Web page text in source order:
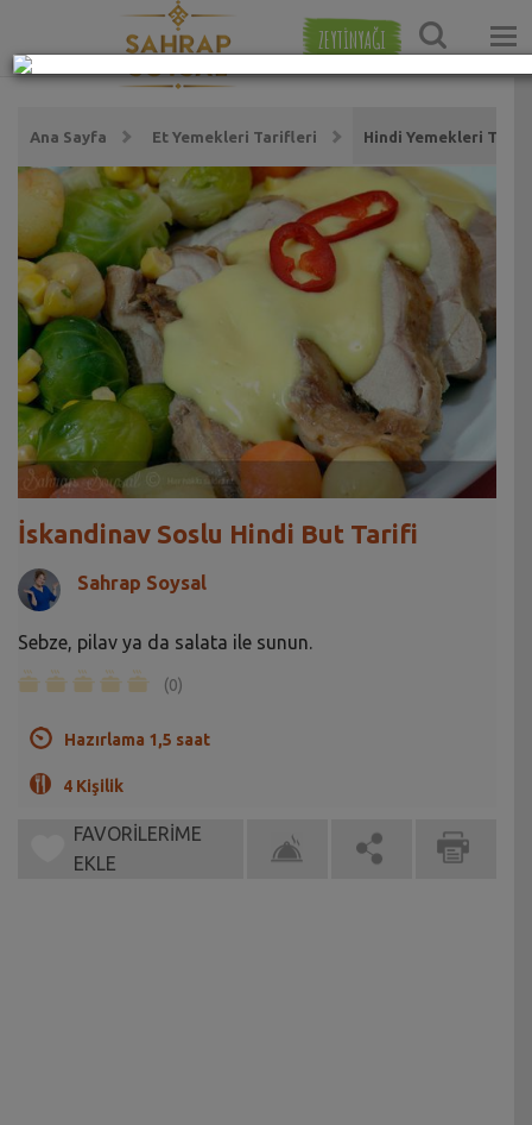
ZEYTİNYAĞI
Ana Sayfa Et Yemekleri Tarifleri Hindi Yemekleri
İskandinav Soslu Hindi But Tarifi
Sahrap Soysal
Sebze, pilav ya da salata ile sunun.
(0)
Hazırlama 1,5 saat
4 Kişilik
FAVORİLERİME
EKLE